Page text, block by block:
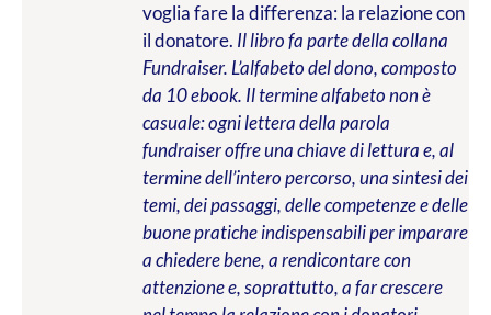
voglia fare la differenza: la relazione con
il donatore. Il libro fa parte della collana
Fundraiser. L’alfabeto del dono, composto
da 10 ebook. Il termine alfabeto non è
casuale: ogni lettera della parola
fundraiser offre una chiave di lettura e, al
termine dell’intero percorso, una sintesi dei
temi, dei passaggi, delle competenze e delle
buone pratiche indispensabili per imparare
a chiedere bene, a rendicontare con
attenzione e, soprattutto, a far crescere